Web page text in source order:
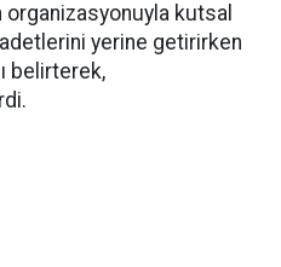
organizasyonuyla kutsal
yerine getirirken
belirterek,